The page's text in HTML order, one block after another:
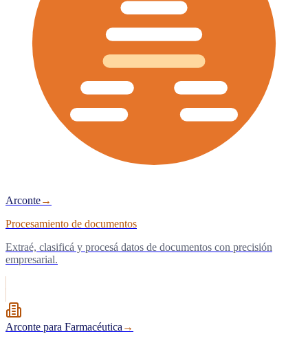
Arconte→
Procesamiento de documentos
Extraé, clasificá y procesá datos de documentos con precisión
empresarial.
Arconte para Farmacéutica →